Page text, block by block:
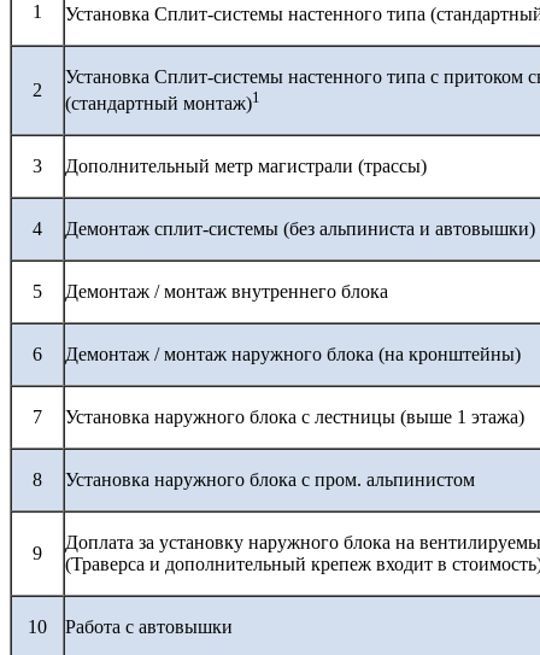
1 Установка Сплит-системы настенного типа
2
Установка Сплит-системы настенного типа с притоком
(стандартный монтаж)1
3 Дополнительный метр магистрали (трассы)
4 Демонтаж сплит-системы (без альпиниста и автовышки)
5 Демонтаж / монтаж внутреннего блока
6 Демонтаж / монтаж наружного блока (на кронштейны)
7 Установка наружного блока с лестницы (выше 1 этажа)
8 Установка наружного блока с пром. альпинистом
9
Доплата за установку наружного блока на
(Траверса и дополнительный крепеж входит в
10 Работа с автовышки